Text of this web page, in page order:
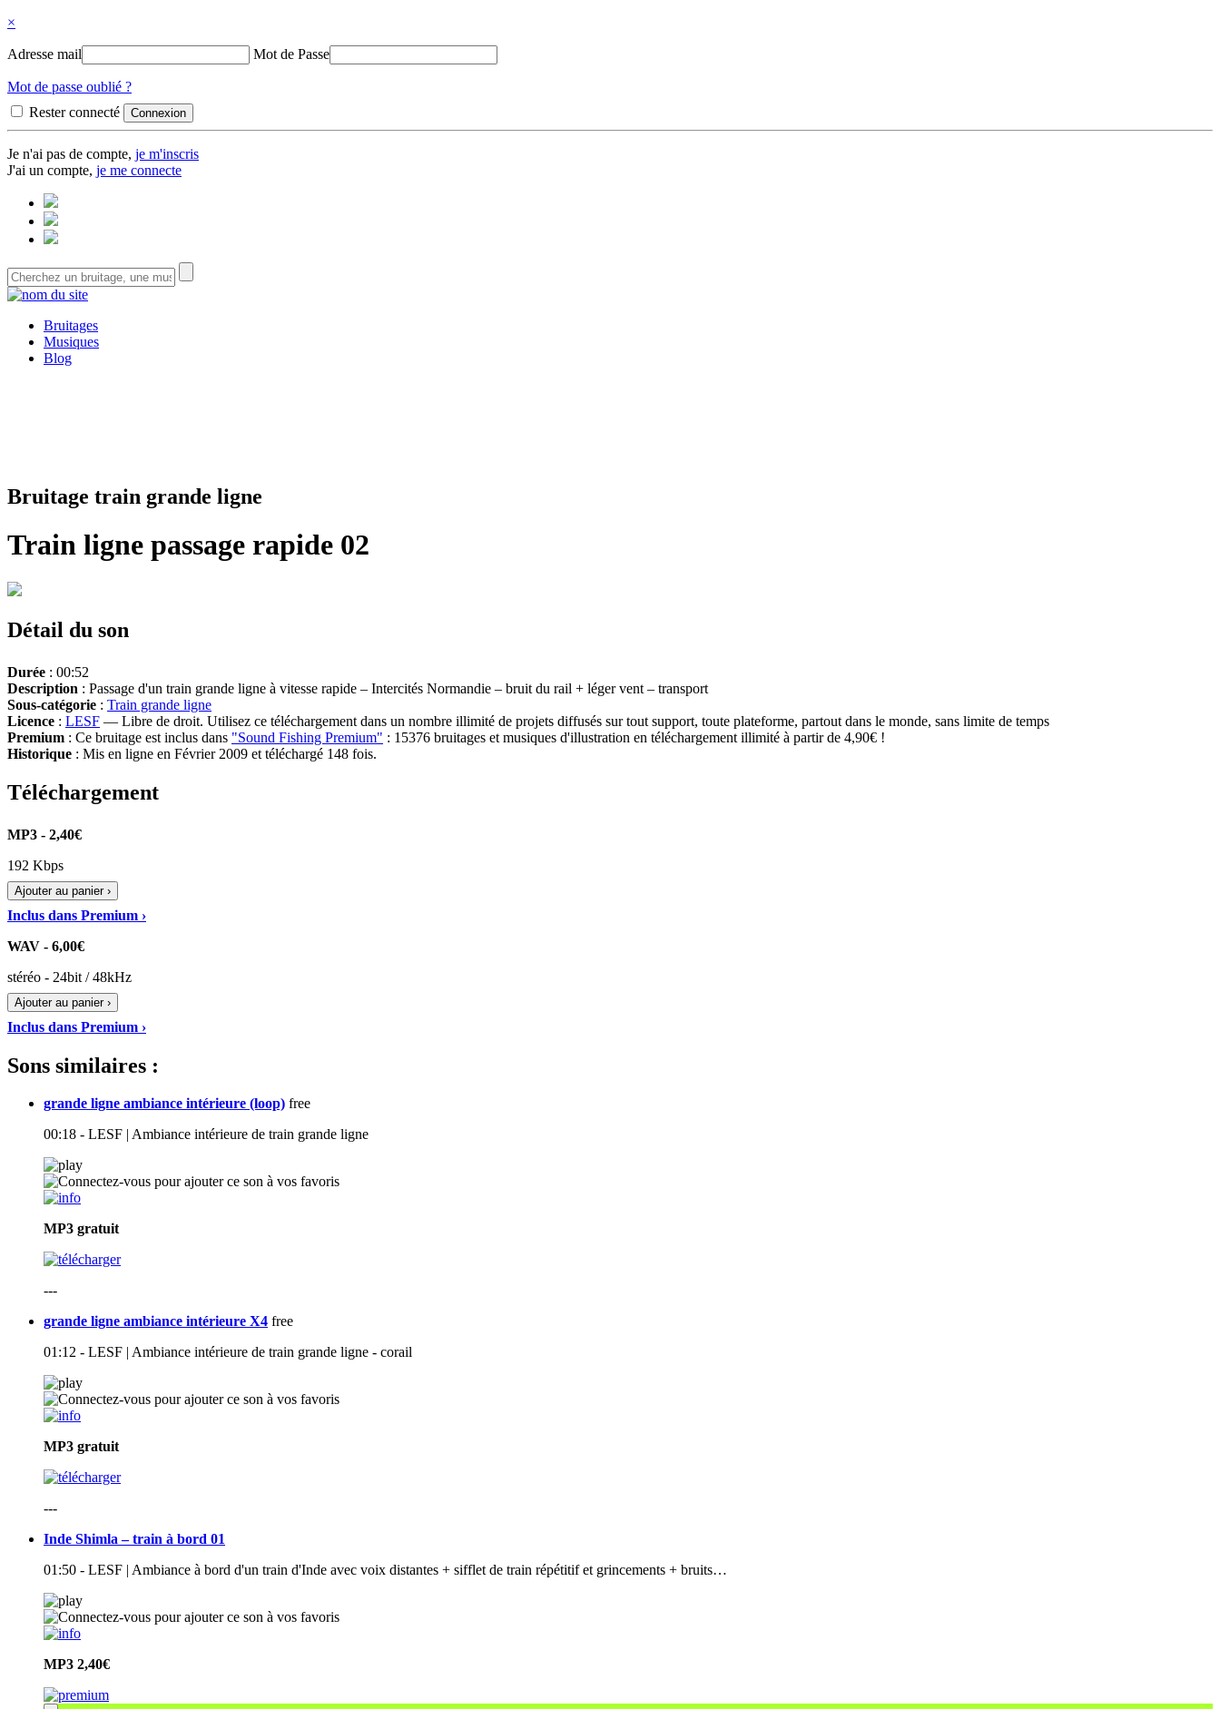
×
Adresse mail Mot de Passe
Mot de passe oublié ?
Rester connecté
Je n'ai pas de compte, je m'inscris
J'ai un compte, je me connecte
Bruitages
Musiques
Blog
Bruitage train grande ligne
Train ligne passage rapide 02
Détail du son
Durée : 00:52
Description : Passage d'un train grande ligne à vitesse rapide – Intercités Normandie – bruit du rail + léger vent – transport
Sous-catégorie : Train grande ligne
Licence : LESF — Libre de droit. Utilisez ce téléchargement dans un nombre illimité de projets diffusés sur tout support, toute plateforme, partout dans le monde, sans limite de temps
Premium : Ce bruitage est inclus dans "Sound Fishing Premium" : 15376 bruitages et musiques d'illustration en téléchargement illimité à partir de 4,90€ !
Historique : Mis en ligne en Février 2009 et téléchargé 148 fois.
Téléchargement
MP3 - 2,40€
192 Kbps
Ajouter au panier ›
Inclus dans Premium ›
WAV - 6,00€
stéréo - 24bit / 48kHz
Ajouter au panier ›
Inclus dans Premium ›
Sons similaires :
grande ligne ambiance intérieure (loop) free
00:18 - LESF | Ambiance intérieure de train grande ligne
MP3 gratuit
---
grande ligne ambiance intérieure X4 free
01:12 - LESF | Ambiance intérieure de train grande ligne - corail
MP3 gratuit
---
Inde Shimla – train à bord 01
01:50 - LESF | Ambiance à bord d'un train d'Inde avec voix distantes + sifflet de train répétitif et grincements + bruits…
MP3 2,40€